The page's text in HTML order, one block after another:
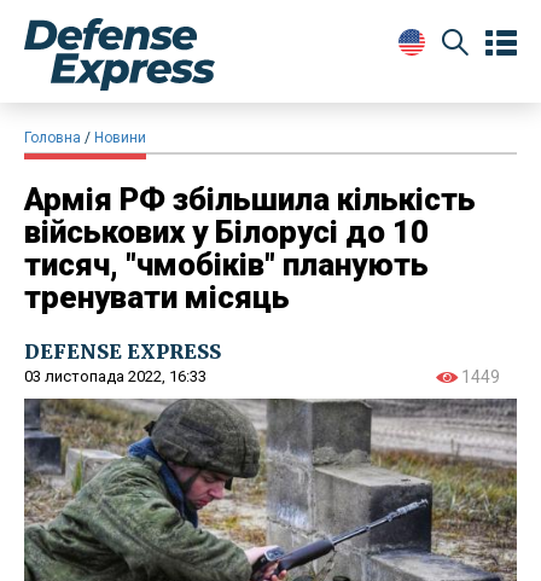
Головна Новини
Армія РФ збільшила кількість
військових у Білорусі до 10
тисяч, "чмобіків" планують
тренувати місяць
DEFENSE EXPRESS
03 листопада 2022, 16:33 1449